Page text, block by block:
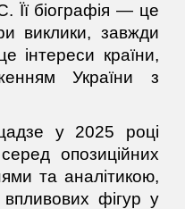
Її біографія — це
виклики, завжди
інтереси країни,
України з
у 2025 році
опозиційних
та аналітикою,
фігур у